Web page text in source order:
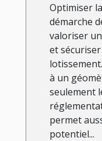
Optimiser
démarche
valoriser
et
à un
seulement
permet
potentiel...